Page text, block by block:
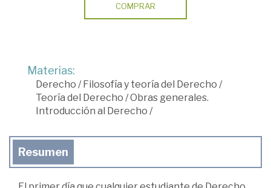
COMPRAR
Materias:
Derecho /Filosofía y teoría del Derecho /
Teoría del Derecho /Obras generales.
Introducción al Derecho /
Resumen